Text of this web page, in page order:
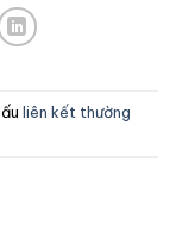
liên kết thường